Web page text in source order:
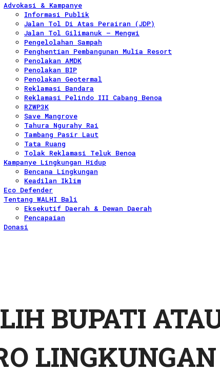
Advokasi & Kampanye
Informasi Publik
Jalan Tol Di Atas Perairan (JDP)
Jalan Tol Gilimanuk – Mengwi
Pengelolahan Sampah
Penghentian Pembangunan Mulia Resort
Penolakan AMDK
Penolakan BIP
Penolakan Geotermal
Reklamasi Bandara
Reklamasi Pelindo III Cabang Benoa
RZWP3K
Save Mangrove
Tahura Ngurahy Rai
Tambang Pasir Laut
Tata Ruang
Tolak Reklamasi Teluk Benoa
Kampanye Lingkungan Hidup
Bencana Lingkungan
Keadilan Iklim
Eco Defender
Tentang WALHI Bali
Eksekutif Daerah & Dewan Daerah
Pencapaian
Donasi
BUPATI
LINGKUNGAN